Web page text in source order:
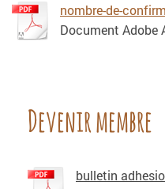
nombre-de-
Document Adobe
Devenir membre
bulletin